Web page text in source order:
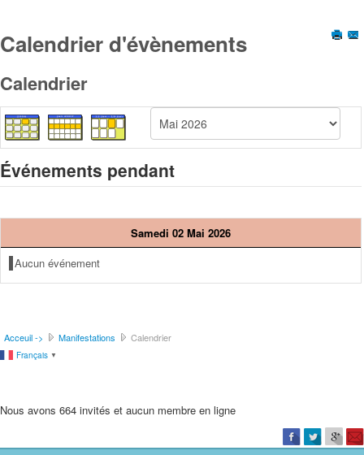
Calendrier d'évènements
Calendrier
Événements pendant
Samedi 02 Mai 2026
Aucun événement
Acceuil -> Manifestations Calendrier
Français ▼
Nous avons 664 invités et aucun membre en ligne